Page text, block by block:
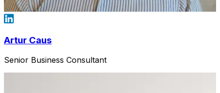
Artur Caus
Senior Business Consultant